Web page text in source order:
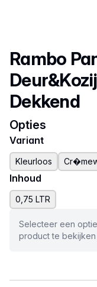
Rambo
Dekkend
Opties
Variant
Kleurloos
Inhoud
0,75 LTR
Selecteer een
product te bekijken